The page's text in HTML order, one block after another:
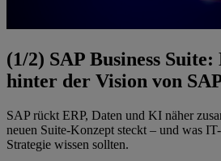
(1/2) SAP Business
hinter der Vision von
SAP rückt ERP, Daten und KI näher
neuen Suite-Konzept steckt – und was
Strategie wissen sollten.